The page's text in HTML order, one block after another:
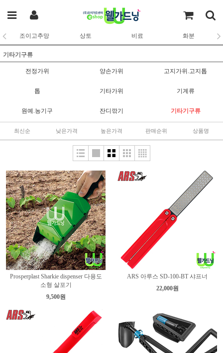
조이고추망 상토 비료 화분
기타기구류
전정가위 양손가위 고지가위.고지톱
톱 기타가위 기계류
원예.농기구 잔디깎기 기타기구류
최신순 낮은가격 높은가격 판매순위 상품명
Prosperplast Sharkie dispenser 다용도
소형 살포기
9,500원
ARS 아루스 SD-100-BT 샤프너
22,000원